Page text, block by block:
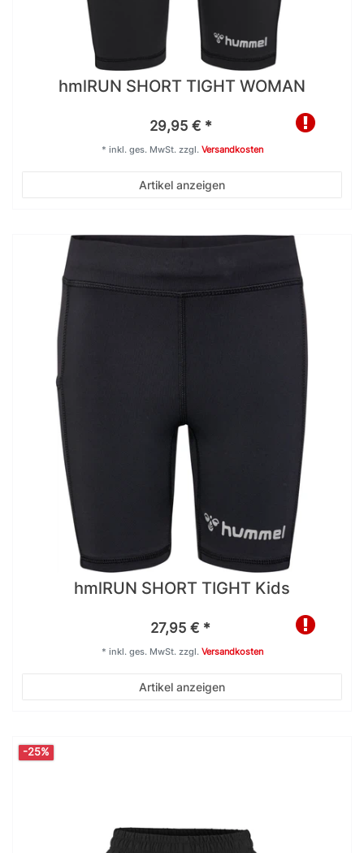
hmlRUN SHORT TIGHT WOMAN
29,95 € *
Artikel anzeigen
* inkl. ges. MwSt.zzgl. Versandkosten
hmlRUN SHORT TIGHT Kids
27,95 € *
Artikel anzeigen
* inkl. ges. MwSt.zzgl. Versandkosten
-25%